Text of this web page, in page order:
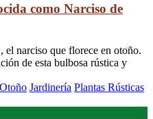
como Narciso de
el narciso que florece en otoño.
de esta bulbosa rústica y
Jardinería Plantas Rústicas